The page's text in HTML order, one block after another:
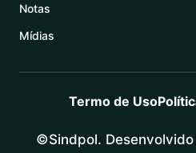
Notas
Mídias
Termo de Uso
©Sindpol.